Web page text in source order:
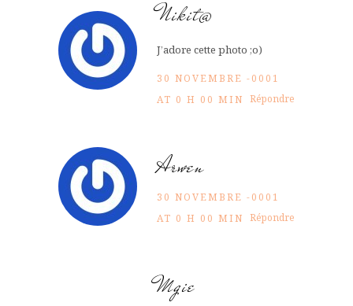
Nikit@
J’adore cette photo ;o)
30 NOVEMBRE -0001
AT 0 H 00 MIN Répondre
Arwen
30 NOVEMBRE -0001
AT 0 H 00 MIN Répondre
Mgie